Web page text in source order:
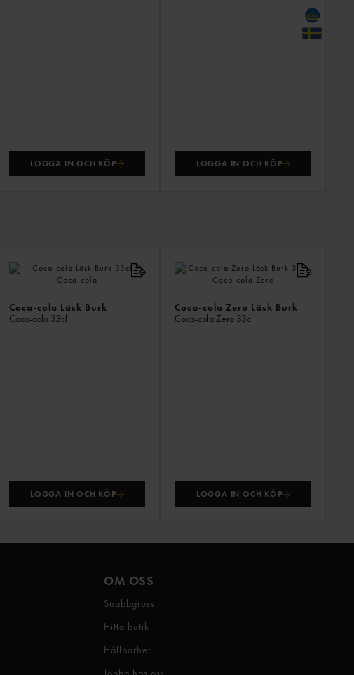
LOGGA IN OCH KÖP LOGGA IN OCH KÖP
Coca-cola Läsk Burk
Coca-cola 33cl
LOGGA IN OCH KÖP
Coca-cola Zero Läsk Burk
Coca-cola Zero 33cl
LOGGA IN OCH KÖP
OM OSS
Snabbgross
Hitta butik
Hållbarhet